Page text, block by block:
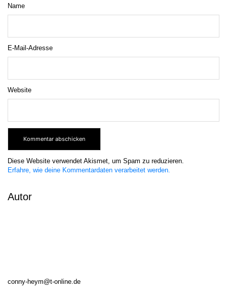
Name
E-Mail-Adresse
Website
Diese Website verwendet Akismet, um Spam zu reduzieren.
Erfahre, wie deine Kommentardaten verarbeitet werden.
Autor
conny-heym@t-online.de